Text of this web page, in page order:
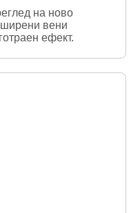
на ново
вени
ефект.